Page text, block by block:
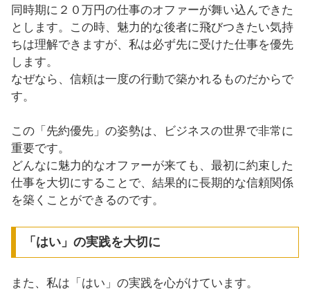
同時期に２０万円の仕事のオファーが舞い込んできた
とします。この時、魅力的な後者に飛びつきたい気持
ちは理解できますが、私は必ず先に受けた仕事を優先
します。
なぜなら、信頼は一度の行動で築かれるものだからで
す。
この「先約優先」の姿勢は、ビジネスの世界で非常に
重要です。
どんなに魅力的なオファーが来ても、最初に約束した
仕事を大切にすることで、結果的に長期的な信頼関係
を築くことができるのです。
「はい」の実践を大切に
また、私は「はい」の実践を心がけています。